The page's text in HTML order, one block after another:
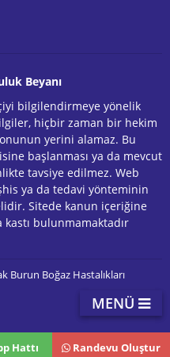
Hattı Randevu Oluştur
Beyanı
bilgilendirmeye yönelik
hiçbir zaman bir hekim
yerini alamaz. Bu
başlanması ya da mevcut
tavsiye edilmez. Web
ya da tedavi yönteminin
Sitede kanun içeriğine
kastı bulunmamaktadır
Burun Boğaz Hastalıkları
MENÜ